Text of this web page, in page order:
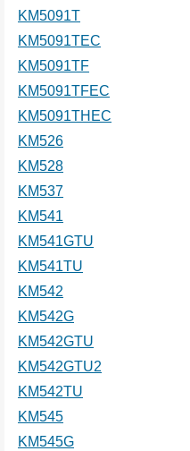
KM5091T
KM5091TEC
KM5091TF
KM5091TFEC
KM5091THEC
KM526
KM528
KM537
KM541
KM541GTU
KM541TU
KM542
KM542G
KM542GTU
KM542GTU2
KM542TU
KM545
KM545G